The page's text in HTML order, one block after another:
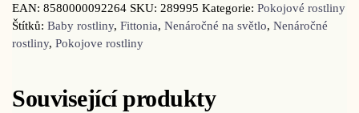
EAN: 8580000092264 SKU: 289995 Kategorie: Pokojové rostliny
Štítků: Baby rostliny, Fittonia, Nenáročné na světlo, Nenáročné
rostliny, Pokojove rostliny
Související produkty